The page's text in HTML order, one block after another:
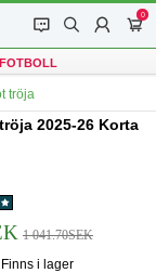
󰂱 󰂨 󰃳
0
󰃦
FOTBOLL
tröja
2025-26 Korta
1 041.70SEK
Finns i lager